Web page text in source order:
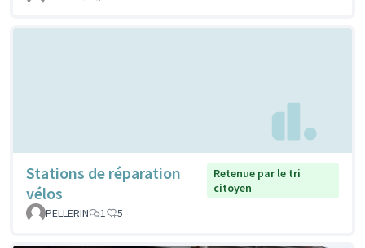
Stations de réparation
vélos
Retenue par le tri
citoyen
PELLERIN
1 5